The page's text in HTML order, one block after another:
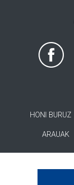
HONI BURUZ
ARAUAK